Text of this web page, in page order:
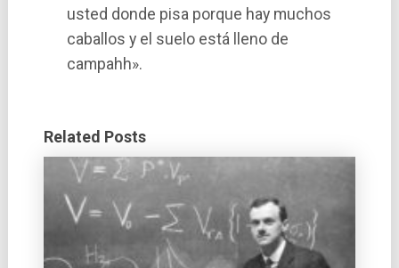
usted donde pisa porque hay muchos
caballos y el suelo está lleno de
campahh».
Related Posts